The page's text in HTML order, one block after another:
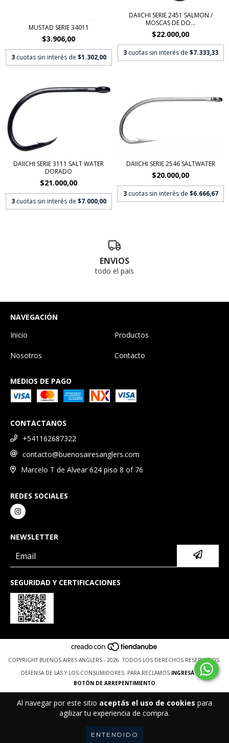
Al navegar por este sitio aceptás el uso de cookies para
agilizar tu experiencia de compra.
ENTENDIDO
MUSTAD SERIE 34011
$3.906,00
3 cuotas sin interés de $1.302,00
DAIICHI SERIE 2451 SALMON /
MOSCAS DE DO...
$22.000,00
3 cuotas sin interés de $7.333,33
DAIICHI SERIE 3111 SALT WATER
DORADO
$21.000,00
3 cuotas sin interés de $7.000,00
DAIICHI SERIE 2546 SALTWATER
$20.000,00
3 cuotas sin interés de $6.666,67
ENVIOS
todo el país
NAVEGACIÓN
Inicio
Productos
Nosotros Contacto
MEDIOS DE PAGO
CONTACTANOS
+541162687322
contacto@buenosairesanglers.com
Marcelo T de Alvear 624 piso 8 of 76
REDES SOCIALES
NEWSLETTER
SEGURIDAD Y CERTIFICACIONES
COPYRIGHT BUENOS AIRES ANGLERS - 2026. TODOS LOS DERECHOS RESERVADOS.
DEFENSA DE LAS Y LOS CONSUMIDORES. PARA RECLAMOS INGRESÁ ACÁ.
BOTÓN DE ARREPENTIMIENTO